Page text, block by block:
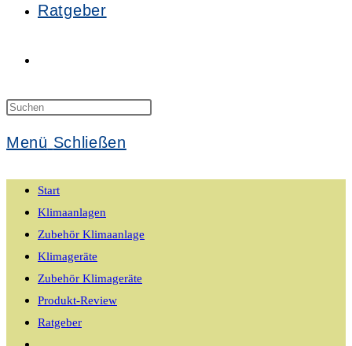
Ratgeber
Suche
umschalten
Menü Schließen
Start
Klimaanlagen
Zubehör Klimaanlage
Klimageräte
Zubehör Klimageräte
Produkt-Review
Ratgeber